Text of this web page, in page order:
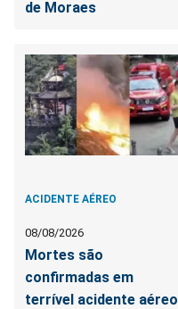
de Moraes
ACIDENTE AÉREO
08/08/2026
Mortes são
confirmadas em
terrível acidente aéreo